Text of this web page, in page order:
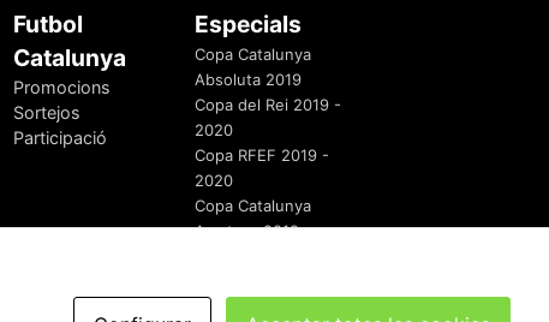
Futbol
Catalunya
Promocions
Sortejos
Participació
Especials
Copa Catalunya
Absoluta 2019
Copa del Rei 2019 -
2020
Copa RFEF 2019 -
2020
Copa Catalunya
Amateur 2019